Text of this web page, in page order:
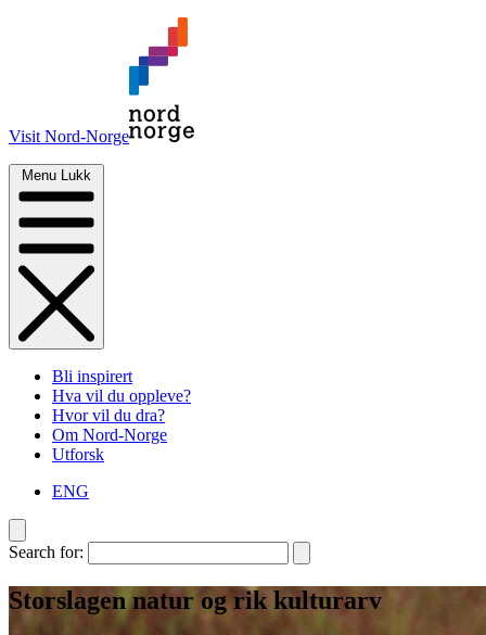
Visit Nord-Norge
Menu Lukk
Bli inspirert
Hva vil du oppleve?
Hvor vil du dra?
Om Nord-Norge
Utforsk
ENG
Search for:
Storslagen natur og rik kulturarv